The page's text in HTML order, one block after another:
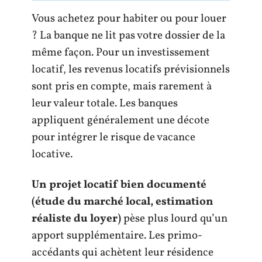
Vous achetez pour habiter ou pour louer
? La banque ne lit pas votre dossier de la
même façon. Pour un investissement
locatif, les revenus locatifs prévisionnels
sont pris en compte, mais rarement à
leur valeur totale. Les banques
appliquent généralement une décote
pour intégrer le risque de vacance
locative.
Un projet locatif bien documenté
(étude du marché local, estimation
réaliste du loyer)pèse plus lourd qu’un
apport supplémentaire. Les primo-
accédants qui achètent leur résidence